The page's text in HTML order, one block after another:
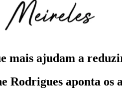
mais ajudam a
Rodrigues aponta os